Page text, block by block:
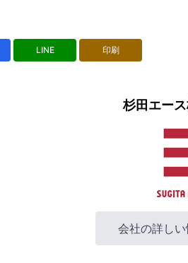
LINE 印刷
杉田エー
会社の詳し